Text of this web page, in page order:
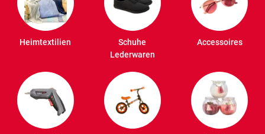
Heimtextilien
Schuhe
Lederwaren
Accessoires